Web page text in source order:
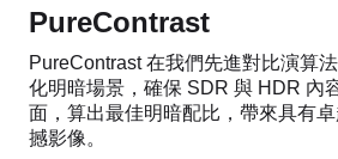
PureContrast
PureContrast 在我們先進對比演算
化明暗場景，確保 SDR 與 HDR 內
面，算出最佳明暗配比，帶來具有
撼影像。